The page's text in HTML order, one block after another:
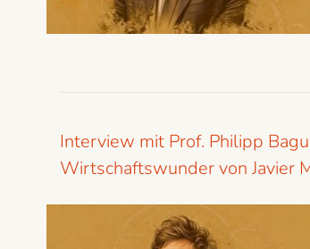
Interview mit Prof. Philipp
Wirtschaftswunder von Javier